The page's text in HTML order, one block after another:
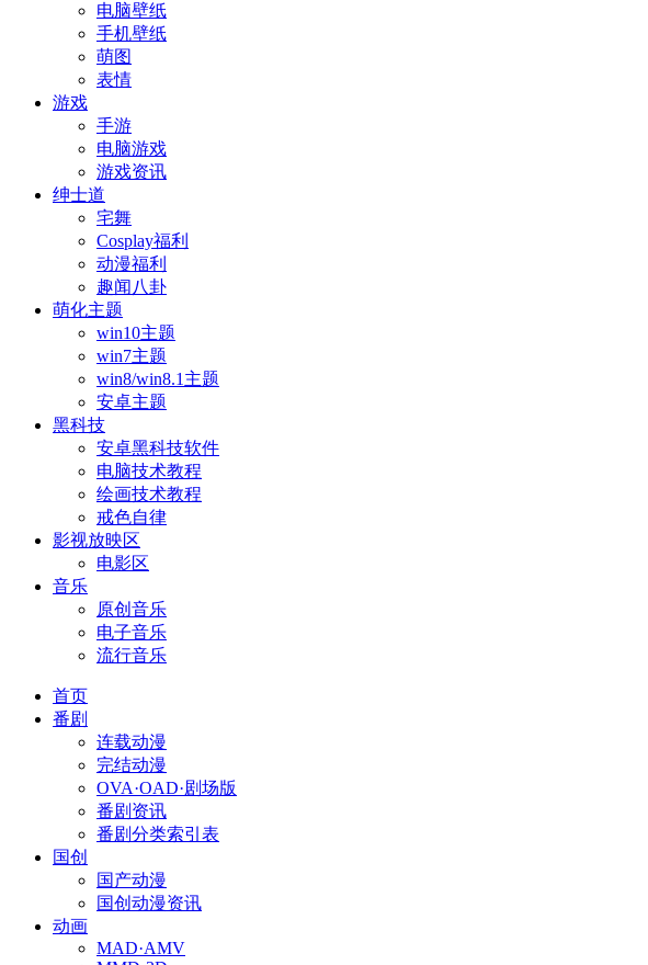
电脑壁纸
手机壁纸
萌图
表情
游戏
手游
电脑游戏
游戏资讯
绅士道
宅舞
Cosplay福利
动漫福利
趣闻八卦
萌化主题
win10主题
win7主题
win8/win8.1主题
安卓主题
黑科技
安卓黑科技软件
电脑技术教程
绘画技术教程
戒色自律
影视放映区
电影区
音乐
原创音乐
电子音乐
流行音乐
首页
番剧
连载动漫
完结动漫
OVA·OAD·剧场版
番剧资讯
番剧分类索引表
国创
国产动漫
国创动漫资讯
动画
MAD·AMV